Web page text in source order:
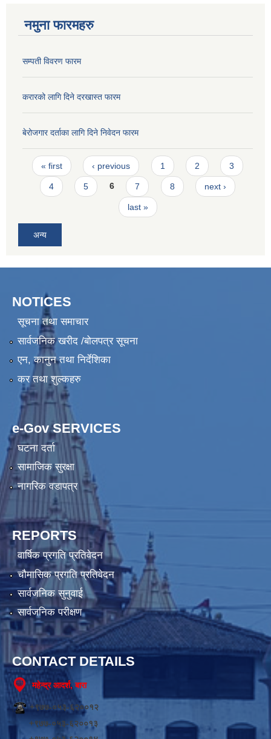
नमुना फारमहरु
सम्पती विवरण फारम
करारको लागि दिने दरखास्त फारम
बेरोजगार दर्ताका लागि दिने निवेदन फारम
Pages
« first ‹ previous 1 2 3
4 5 6 7 8 next ›
last »
अन्य
NOTICES
सूचना तथा समाचार
सार्वजनिक खरीद /बोलपत्र सूचना
एन, कानुन तथा निर्देशिका
कर तथा शुल्कहरु
e-Gov SERVICES
घटना दर्ता
सामाजिक सुरक्षा
नागरिक वडापत्र
REPORTS
वार्षिक प्रगति प्रतिवेदन
चौमासिक प्रगति प्रतिवेदन
सार्वजनिक सुनुवाई
सार्वजनिक परीक्षण
CONTACT DETAILS
महेन्द्र आदर्श, बारा
+९७७-०५३-६२००१२
+९७७-०५३-६२००१३